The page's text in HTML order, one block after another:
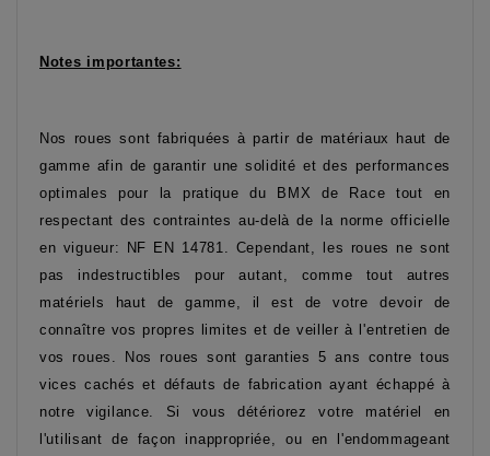
Notes importantes:
Nos roues sont fabriquées à partir de matériaux haut de
gamme afin de garantir une solidité et des performances
optimales pour la pratique du BMX de Race tout en
respectant des contraintes au-delà de la norme officielle
en vigueur: NF EN 14781. Cependant, les roues ne sont
pas indestructibles pour autant, comme tout autres
matériels haut de gamme, il est de votre devoir de
connaître vos propres limites et de veiller à l'entretien de
vos roues. Nos roues sont garanties 5 ans contre tous
vices cachés et défauts de fabrication ayant échappé à
notre vigilance. Si vous détériorez votre matériel en
l'utilisant de façon inappropriée, ou en l'endommageant